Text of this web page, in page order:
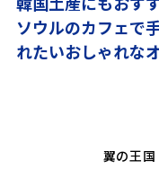
ソウルのカフェで
れたいおしゃれな
翼の王